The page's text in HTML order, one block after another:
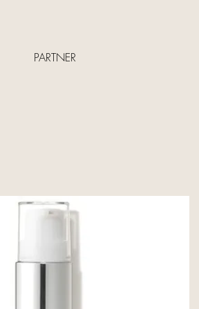
PARTNER